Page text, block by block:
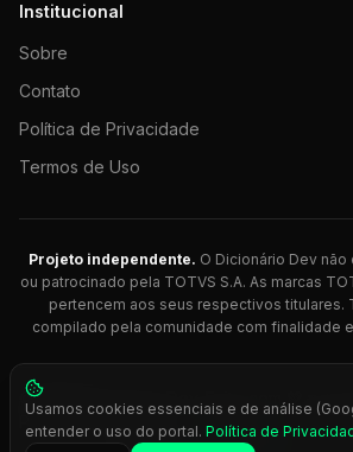
Institucional
Sobre
Contato
Política de Privacidade
Termos de Uso
Projeto independente. O Dicionário Dev
ou patrocinado pela TOTVS S.A. As marcas
pertencem aos seus respectivos titulares.
compilado pela comunidade com finalidade
© 2026 Dicionário Dev. Feito com 💚 para
Protheus.
Press Ctrl+K
Usamos cookies essenciais e de análise
entender o uso do portal. Política de